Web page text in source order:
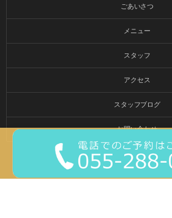
ごあいさつ
メニュー
スタッフ
アクセス
スタッフブログ
お問い合わせ
© 2015-2026 甲斐市の美容室